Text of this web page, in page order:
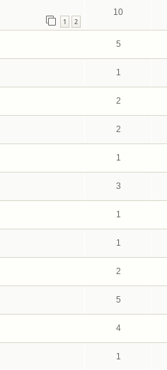
1 2
10
5
1
2
2
1
3
1
1
2
5
4
1